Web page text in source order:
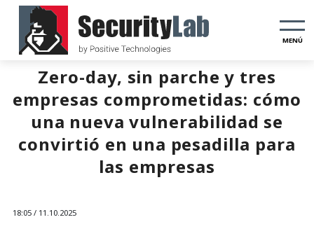
MENÚ
Zero-day, sin parche y tres
empresas comprometidas: cómo
una nueva vulnerabilidad se
convirtió en una pesadilla para
las empresas
18:05 / 11.10.2025